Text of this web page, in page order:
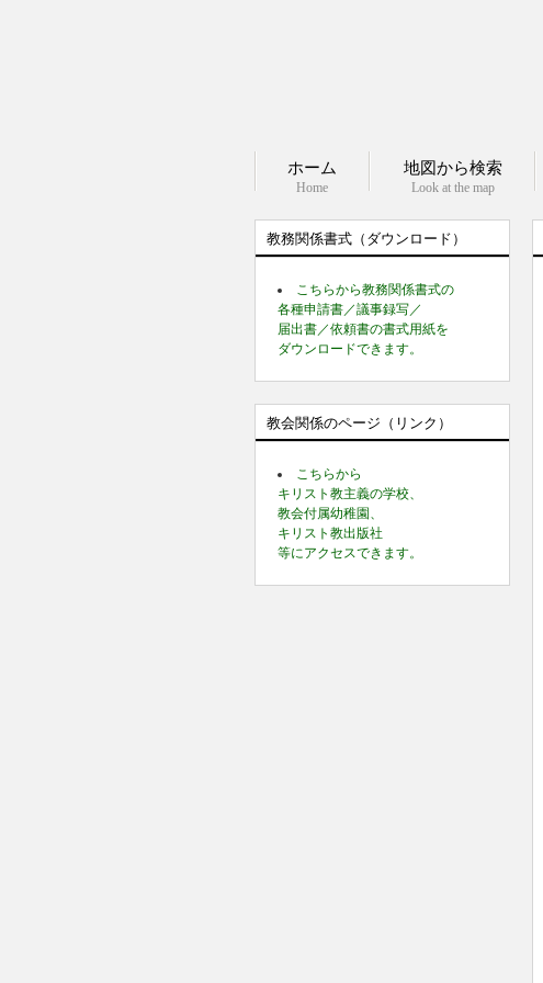
ホーム
Home
地図から検索
Look at the map
教務関係書式（ダウンロード）
こちらから教務関係書式の
各種申請書／議事録写／
届出書／依頼書の書式用紙を
ダウンロードできます。
教会関係のページ（リンク）
こちらから
キリスト教主義の学校、
教会付属幼稚園、
キリスト教出版社
等にアクセスできます。